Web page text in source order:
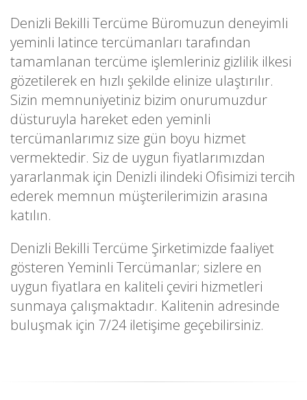
Denizli Bekilli Tercüme Büromuzun deneyimli
yeminli latince tercümanları tarafından
tamamlanan tercüme işlemleriniz gizlilik ilkesi
gözetilerek en hızlı şekilde elinize ulaştırılır.
Sizin memnuniyetiniz bizim onurumuzdur
düsturuyla hareket eden yeminli
tercümanlarımız size gün boyu hizmet
vermektedir. Siz de uygun fiyatlarımızdan
yararlanmak için Denizli ilindeki Ofisimizi tercih
ederek memnun müşterilerimizin arasına
katılın.
Denizli Bekilli Tercüme Şirketimizde faaliyet
gösteren Yeminli Tercümanlar; sizlere en
uygun fiyatlara en kaliteli çeviri hizmetleri
sunmaya çalışmaktadır. Kalitenin adresinde
buluşmak için 7/24 iletişime geçebilirsiniz.